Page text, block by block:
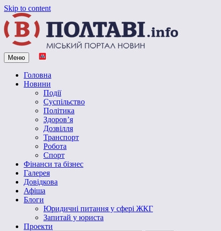
Skip to content
Vpoltave.info
Полтавський портал новин
Меню
Головна
Новини
Події
Суспільство
Політика
Здоров’я
Дозвілля
Транспорт
Робота
Спорт
Фінанси та бізнес
Галерея
Довідкова
Афіша
Блоги
Юридичні питання у сфері ЖКГ
Запитай у юриста
Проекти